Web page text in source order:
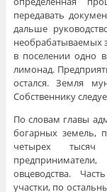
передавать
дальше
необрабатываемых
в поселении одно
лимонад.
остался. Земля
Собственнику
По словам главы
богарных земель,
четырех тысяч
овцеводства.
участки, по